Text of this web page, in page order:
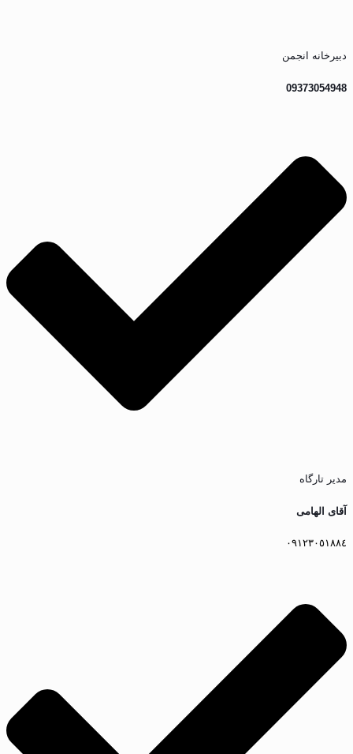
دبیرخانه انجمن
09373054948
مدیر تارگاه
آقای الهامى
٠٩١٢٣٠٥١٨٨٤